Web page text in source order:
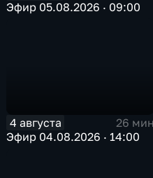
Эфир 05.08.2026 · 09:00
4 августа
26 мин
Эфир 04.08.2026 · 14:00